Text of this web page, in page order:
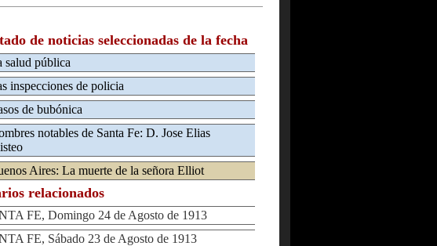
de noticias seleccionadas de la fecha
salud pública
inspecciones de policia
de bubónica
notables de Santa Fe: D. Jose Elias
Aires: La muerte de la señora Elliot
relacionados
FE, Domingo 24 de Agosto de 1913
FE, Sábado 23 de Agosto de 1913